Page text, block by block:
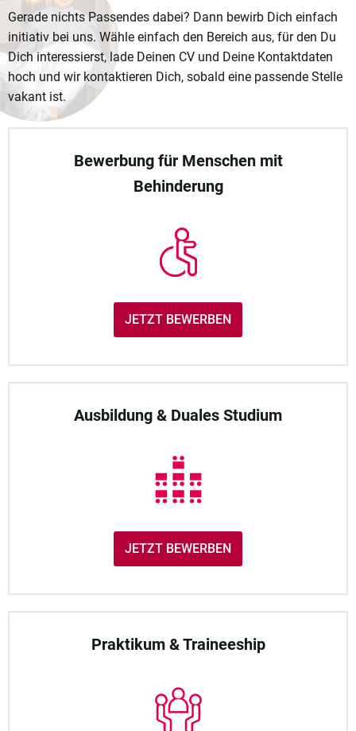
Gerade nichts Passendes dabei? Dann bewirb Dich einfach
initiativ bei uns. Wähle einfach den Bereich aus, für den Du
Dich interessierst, lade Deinen CV und Deine Kontaktdaten
hoch und wir kontaktieren Dich, sobald eine passende Stelle
vakant ist.
Bewerbung für Menschen mit
Behinderung
JETZT BEWERBEN
Ausbildung & Duales Studium
JETZT BEWERBEN
Praktikum & Traineeship